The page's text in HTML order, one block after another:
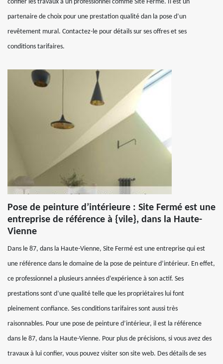
confier les travaux à un professionnel comme Site Fermé. Il est un
partenaire de choix pour une prestation qualité dan la pose d’un
revêtement mural. Contactez-le pour détails sur ses offres et ses
conditions tarifaires.
Pose de peinture d’intérieure : Site Fermé est une
entreprise de référence à {vile}, dans la Haute-
Vienne
Dans le 87, dans la Haute-Vienne, Site Fermé est une entreprise qui est
une référence dans le domaine de la pose de peinture d’intérieur. En effet,
ce professionnel a plusieurs années d’expérience à son actif. Ses
prestations sont d’une qualité telle que les propriétaires lui font
pleinement confiance. Ses conditions tarifaires sont aussi très
raisonnables. Pour une pose de peinture d’intérieur, il est la référence
dans le 87, dans la Haute-Vienne. Pour plus de précisions, si vous avez des
travaux à lui confier, vous pouvez visiter son site web. Des détails de ses